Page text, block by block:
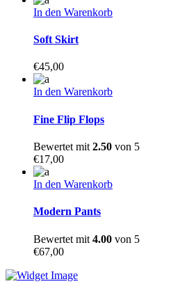
In den Warenkorb
Soft Skirt
€45,00
In den Warenkorb
Fine Flip Flops
Bewertet mit 2.50 von 5
€17,00
In den Warenkorb
Modern Pants
Bewertet mit 4.00 von 5
€67,00